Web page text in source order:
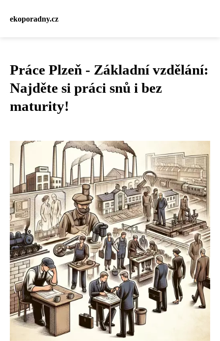
ekoporadny.cz
Práce Plzeň - Základní vzdělání:
Najděte si práci snů i bez
maturity!